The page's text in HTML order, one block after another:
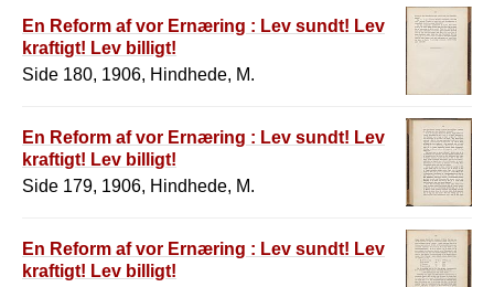
En Reform af vor Ernæring : Lev sundt! Lev
kraftigt! Lev billigt!
Side 180, 1906, Hindhede, M.
En Reform af vor Ernæring : Lev sundt! Lev
kraftigt! Lev billigt!
Side 179, 1906, Hindhede, M.
En Reform af vor Ernæring : Lev sundt! Lev
kraftigt! Lev billigt!